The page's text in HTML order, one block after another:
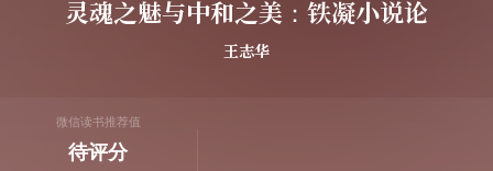
灵魂之魅与中和之美：铁凝小说论
王志华
微信读书推荐值
待评分